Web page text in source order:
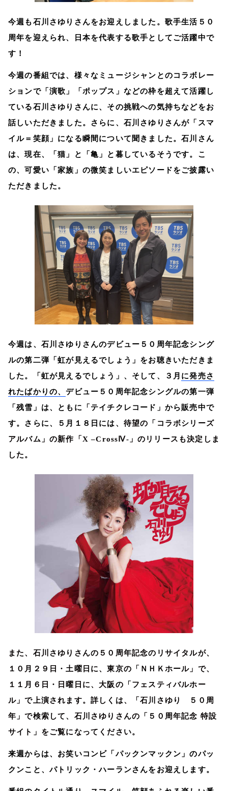
今週も石川さゆりさんをお迎えしました。歌手生活５０
周年を迎えられ、日本を代表する歌手としてご活躍中で
す！
今週の番組では、様々なミュージシャンとのコラボレー
ションで「演歌」「ポップス」などの枠を超えて活躍し
ている石川さゆりさんに、その挑戦への気持ちなどをお
話しいただきました。さらに、石川さゆりさんが「スマ
イル＝笑顔」になる瞬間について聞きました。石川さん
は、現在、「猫」と「亀」と暮しているそうです。こ
の、可愛い「家族」の微笑ましいエピソードをご披露い
ただきました。
今週は、石川さゆりさんのデビュー５０周年記念シング
ルの第二弾「虹が見えるでしょう」をお聴きいただきま
した。「虹が見えるでしょう」、そして、３月 に発売さ
れたばかりの、デビュー５０周年記念シングルの第一弾
「残雪」 は、ともに「テイチクレコード」から販売中で
す。さらに、５月１８日には、 待望の「コラボシリーズ
アルバム」の新作「 X –CrossⅣ- 」のリリースも決定しま
した。
また、石川さゆりさんの５０周年記念のリサイタルが、
１０月２９日・土曜日に、東京の「ＮＨＫホール」で、
１１月６日・日曜日に、大阪の「フェスティバルホー
ル」で上演されます。詳しくは、「石川さゆり ５０周
年」で検索して、石川さゆりさんの「５０周年記念 特設
サイト」をご覧になってください。
来週からは、お笑いコンビ「パックンマックン」のパッ
クンこと、パトリック・ハーランさんをお迎えします。